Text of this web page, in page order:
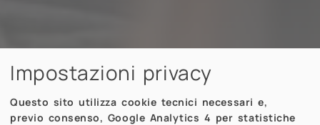
Impostazioni privacy
Questo sito utilizza cookie tecnici necessari e,
previo consenso, Google Analytics 4 per statistiche